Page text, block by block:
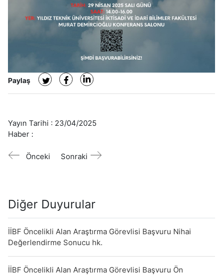
Paylaş
Yayın Tarihi : 23/04/2025
Haber :
Önceki Sonraki
Diğer Duyurular
İİBF Öncelikli Alan Araştırma Görevlisi Başvuru Nihai
Değerlendirme Sonucu hk.
İİBF Öncelikli Alan Araştırma Görevlisi Başvuru Ön